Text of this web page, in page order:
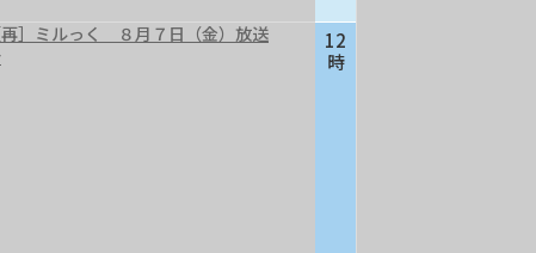
再］ミルっく ８月７日（金）放送
12
時